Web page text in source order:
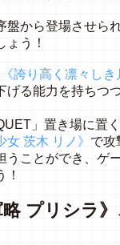
から登場させら
う！
《誇り高く凛々し
げる能力を持ちつ
」置き場に置
女 茨木 リノ》 で攻
うことができ、ゲ
プリシラ》